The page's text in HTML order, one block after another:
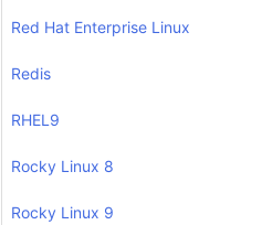
Red Hat Enterprise Linux
Redis
RHEL9
Rocky Linux 8
Rocky Linux 9